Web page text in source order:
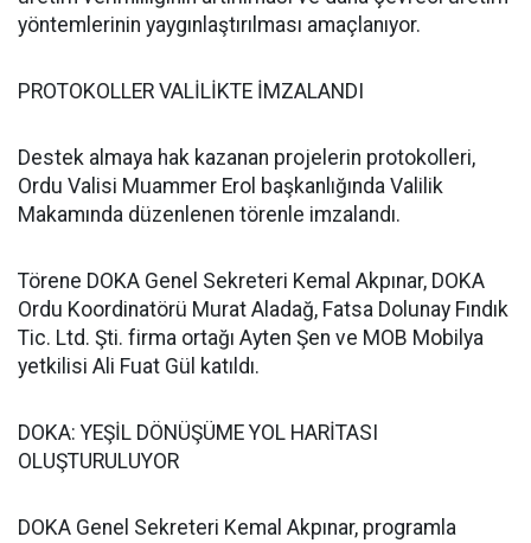
yöntemlerinin yaygınlaştırılması amaçlanıyor.
PROTOKOLLER VALİLİKTE İMZALANDI
Destek almaya hak kazanan projelerin protokolleri,
Ordu Valisi Muammer Erol başkanlığında Valilik
Makamında düzenlenen törenle imzalandı.
Törene DOKA Genel Sekreteri Kemal Akpınar, DOKA
Ordu Koordinatörü Murat Aladağ, Fatsa Dolunay Fındık
Tic. Ltd. Şti. firma ortağı Ayten Şen ve MOB Mobilya
yetkilisi Ali Fuat Gül katıldı.
DOKA: YEŞİL DÖNÜŞÜME YOL HARİTASI
OLUŞTURULUYOR
DOKA Genel Sekreteri Kemal Akpınar, programla